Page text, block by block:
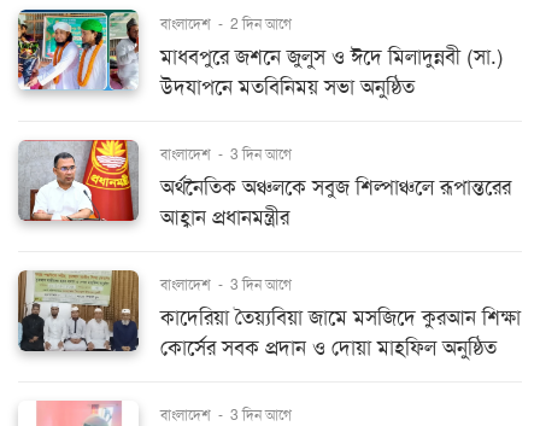
বাংলাদেশ - 2 দিন আগে
মাধবপুরে জশনে জুলুস ও ঈদে মিলাদুন্নবী (সা.)
উদযাপনে মতবিনিময় সভা অনুষ্ঠিত
বাংলাদেশ - 3 দিন আগে
অর্থনৈতিক অঞ্চলকে সবুজ শিল্পাঞ্চলে রূপান্তরের
আহ্বান প্রধানমন্ত্রীর
বাংলাদেশ - 3 দিন আগে
কাদেরিয়া তৈয়্যবিয়া জামে মসজিদে কুরআন শিক্ষা
কোর্সের সবক প্রদান ও দোয়া মাহফিল অনুষ্ঠিত
বাংলাদেশ - 3 দিন আগে